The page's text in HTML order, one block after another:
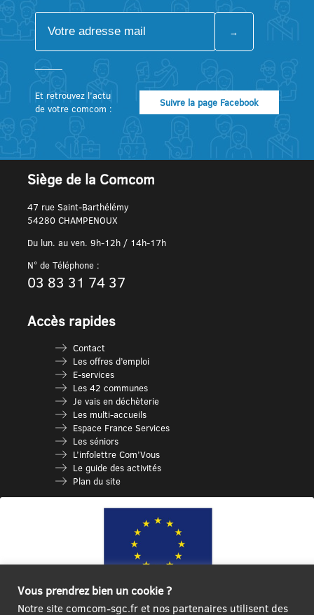
Et retrouvez l’actu
de votre comcom :
Suivre la page Facebook
Siège de la Comcom
47 rue Saint-Barthélémy
54280 CHAMPENOUX
Du lun. au ven. 9h-12h / 14h-17h
N° de Téléphone :
03 83 31 74 37
Accès rapides
Contact
Les offres d’emploi
E-services
Les 42 communes
Je vais en déchèterie
Les multi-accueils
Espace France Services
Les séniors
L’infolettre Com’Vous
Le guide des activités
Plan du site
Vous prendrez bien un cookie ?
Notre site comcom-sgc.fr et nos partenaires utilisent des